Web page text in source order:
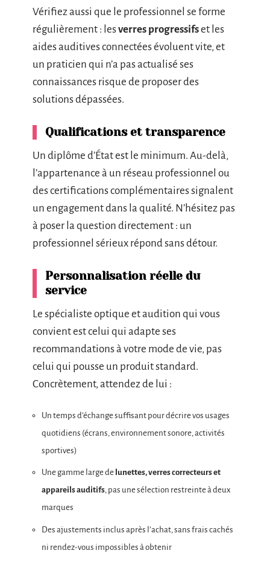
Vérifiez aussi que le professionnel se forme
régulièrement : lesverres progressifset les
aides auditives connectées évoluent vite, et
un praticien qui n’a pas actualisé ses
connaissances risque de proposer des
solutions dépassées.
Qualifications et transparence
Un diplôme d’État est le minimum. Au-delà,
l’appartenance à un réseau professionnel ou
des certifications complémentaires signalent
un engagement dans la qualité. N’hésitez pas
à poser la question directement : un
professionnel sérieux répond sans détour.
Personnalisation réelle du
service
Le spécialiste optique et audition qui vous
convient est celui qui adapte ses
recommandations à votre mode de vie, pas
celui qui pousse un produit standard.
Concrètement, attendez de lui :
Un temps d’échange suffisant pour décrire vos usages
quotidiens (écrans, environnement sonore, activités
sportives)
Une gamme large de lunettes, verres correcteurs et
appareils auditifs, pas une sélection restreinte à deux
marques
Des ajustements inclus après l’achat, sans frais cachés
ni rendez-vous impossibles à obtenir